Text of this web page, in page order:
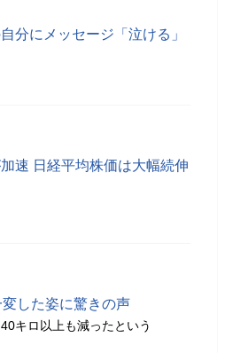
分にメッセージ「泣ける」
速 日経平均株価は大幅続伸
した姿に驚きの声
キロ以上も減ったという